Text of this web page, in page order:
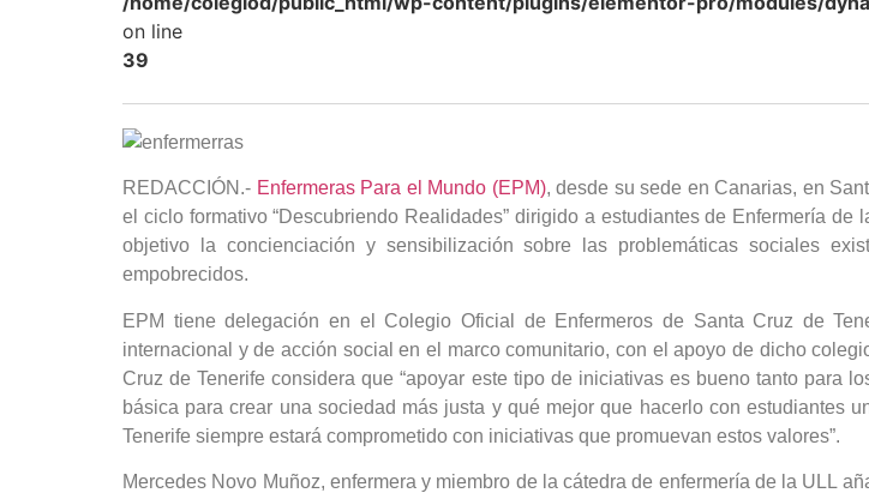
on line
39
REDACCIÓN.- Enfermeras Para el Mundo (EPM), desde su sede en Canarias, en
el ciclo formativo “Descubriendo Realidades” dirigido a estudiantes de Enfermería
objetivo la concienciación y sensibilización sobre las problemáticas sociales
empobrecidos.
EPM tiene delegación en el Colegio Oficial de Enfermeros de Santa Cruz de
internacional y de acción social en el marco comunitario, con el apoyo de dicho
Cruz de Tenerife considera que “apoyar este tipo de iniciativas es bueno tanto para
básica para crear una sociedad más justa y qué mejor que hacerlo con estudiantes
Tenerife siempre estará comprometido con iniciativas que promuevan estos valores”.
Mercedes Novo Muñoz, enfermera y miembro de la cátedra de enfermería de la ULL